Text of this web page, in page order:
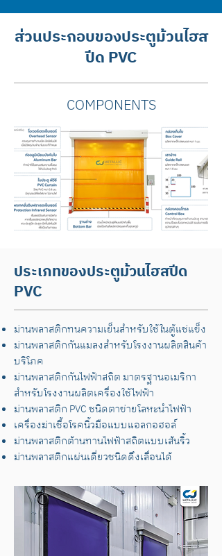
ส่วนประกอบของประตูม้วนไฮส
ปีด PVC
COMPONENTS
ประเภทของประตูม้วนไฮสปีด
PVC
ม่านพลาสติกทนความเย็นสำหรับใช้ในตู้แช่แข็ง
ม่านพลาสติกกันแมลงสำหรับโรงงานผลิตสินค้า
บริโภค
ม่านพลาสติกกันไฟฟ้าสถิต มาตรฐานอเมริกา
สำหรับโรงงานผลิตเครื่องใช้ไฟฟ้า
ม่านพลาสติก PVC ชนิดตาข่ายโลหะนำไฟฟ้า
เครื่องฆ่าเชื้อโรคนิ้วมือแบบแอลกอฮอล์
ม่านพลาสติกต้านทานไฟฟ้าสถิตแบบเส้นริ้ว
ม่านพลาสติกแผ่นเดี่ยวชนิดดึงเลื่อนได้